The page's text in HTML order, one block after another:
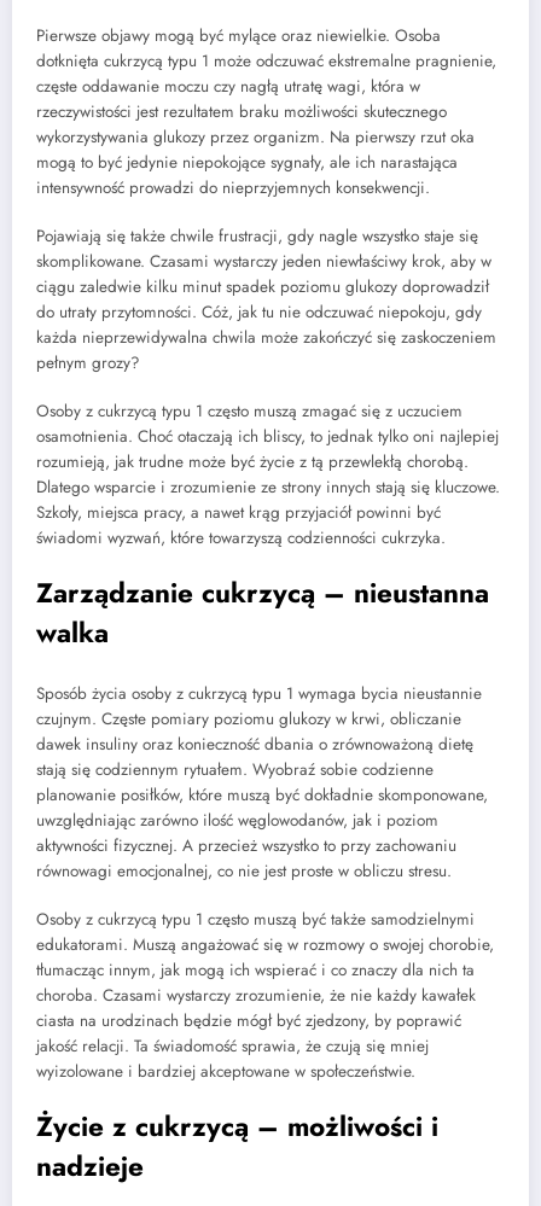
Pierwsze objawy mogą być mylące oraz niewielkie. Osoba
dotknięta cukrzycą typu 1 może odczuwać ekstremalne pragnienie,
częste oddawanie moczu czy nagłą utratę wagi, która w
rzeczywistości jest rezultatem braku możliwości skutecznego
wykorzystywania glukozy przez organizm. Na pierwszy rzut oka
mogą to być jedynie niepokojące sygnały, ale ich narastająca
intensywność prowadzi do nieprzyjemnych konsekwencji.
Pojawiają się także chwile frustracji, gdy nagle wszystko staje się
skomplikowane. Czasami wystarczy jeden niewłaściwy krok, aby w
ciągu zaledwie kilku minut spadek poziomu glukozy doprowadził
do utraty przytomności. Cóż, jak tu nie odczuwać niepokoju, gdy
każda nieprzewidywalna chwila może zakończyć się zaskoczeniem
pełnym grozy?
Osoby z cukrzycą typu 1 często muszą zmagać się z uczuciem
osamotnienia. Choć otaczają ich bliscy, to jednak tylko oni najlepiej
rozumieją, jak trudne może być życie z tą przewlekłą chorobą.
Dlatego wsparcie i zrozumienie ze strony innych stają się kluczowe.
Szkoły, miejsca pracy, a nawet krąg przyjaciół powinni być
świadomi wyzwań, które towarzyszą codzienności cukrzyka.
Zarządzanie cukrzycą – nieustanna
walka
Sposób życia osoby z cukrzycą typu 1 wymaga bycia nieustannie
czujnym. Częste pomiary poziomu glukozy w krwi, obliczanie
dawek insuliny oraz konieczność dbania o zrównoważoną dietę
stają się codziennym rytuałem. Wyobraź sobie codzienne
planowanie posiłków, które muszą być dokładnie skomponowane,
uwzględniając zarówno ilość węglowodanów, jak i poziom
aktywności fizycznej. A przecież wszystko to przy zachowaniu
równowagi emocjonalnej, co nie jest proste w obliczu stresu.
Osoby z cukrzycą typu 1 często muszą być także samodzielnymi
edukatorami. Muszą angażować się w rozmowy o swojej chorobie,
tłumacząc innym, jak mogą ich wspierać i co znaczy dla nich ta
choroba. Czasami wystarczy zrozumienie, że nie każdy kawałek
ciasta na urodzinach będzie mógł być zjedzony, by poprawić
jakość relacji. Ta świadomość sprawia, że czują się mniej
wyizolowane i bardziej akceptowane w społeczeństwie.
Życie z cukrzycą – możliwości i
nadzieje